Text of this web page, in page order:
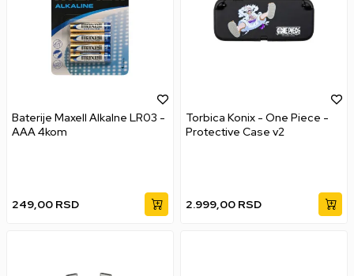
Baterije Maxell Alkalne LR03 -
AAA 4kom
249,00 RSD
Torbica Konix - One Piece -
Protective Case v2
2.999,00 RSD